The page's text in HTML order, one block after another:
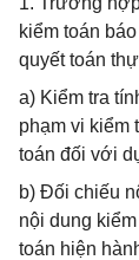
kiểm toán
quyết toán
a) Kiểm tra
phạm vi kiểm
toán đối với
b) Đối chiếu
nội dung
toán hiện